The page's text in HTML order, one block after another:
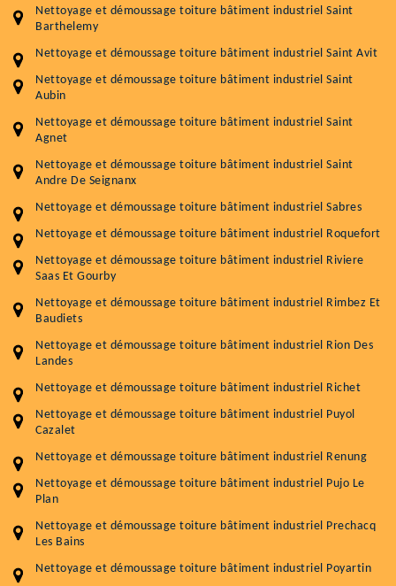
Nettoyage et démoussage toiture bâtiment industriel Saint
Barthelemy
Nettoyage et démoussage toiture bâtiment industriel Saint Avit
Nettoyage et démoussage toiture bâtiment industriel Saint
Aubin
Nettoyage et démoussage toiture bâtiment industriel Saint
Agnet
Nettoyage et démoussage toiture bâtiment industriel Saint
Andre De Seignanx
Nettoyage et démoussage toiture bâtiment industriel Sabres
Nettoyage et démoussage toiture bâtiment industriel Roquefort
Nettoyage et démoussage toiture bâtiment industriel Riviere
Saas Et Gourby
Nettoyage et démoussage toiture bâtiment industriel Rimbez Et
Baudiets
Nettoyage et démoussage toiture bâtiment industriel Rion Des
Landes
Nettoyage et démoussage toiture bâtiment industriel Richet
Nettoyage et démoussage toiture bâtiment industriel Puyol
Cazalet
Nettoyage et démoussage toiture bâtiment industriel Renung
Nettoyage et démoussage toiture bâtiment industriel Pujo Le
Plan
Nettoyage et démoussage toiture bâtiment industriel Prechacq
Les Bains
Nettoyage et démoussage toiture bâtiment industriel Poyartin